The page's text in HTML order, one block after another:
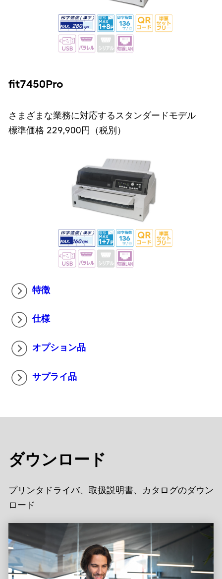
fit7450Pro
さまざまな業務に対応するスタンダードモデル
標準価格 229,900円（税別）
特徴
仕様
オプション品
サプライ品
ダウンロード
プリンタドライバ、取扱説明書、カタログのダウン
ロード